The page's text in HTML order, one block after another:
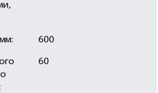
600
60